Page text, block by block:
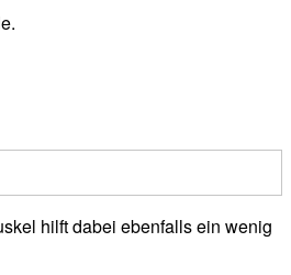
hilft dabei ebenfalls ein wenig